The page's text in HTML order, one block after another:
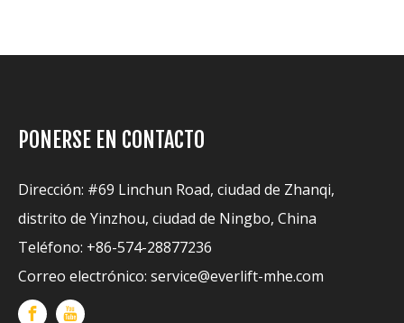
PONERSE EN CONTACTO
Dirección: #69 Linchun Road, ciudad de Zhanqi,
distrito de Yinzhou, ciudad de Ningbo, China
Teléfono: +86-574-28877236
Correo electrónico: service@everlift-mhe.com